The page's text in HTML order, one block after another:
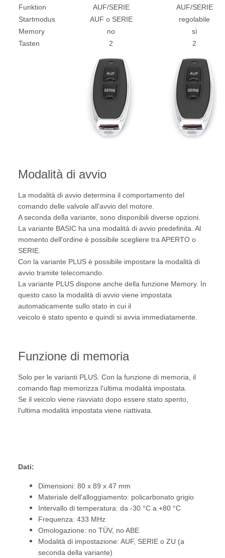
Funktion
AUF/SERIE
AUF/SERIE
Startmodus
AUF o SERIE
regolabile
Memory
no
sì
Tasten
2 2
Modalità di avvio
La modalità di avvio determina il comportamento del
comando delle valvole all'avvio del motore.
A seconda della variante, sono disponibili diverse opzioni.
La variante BASIC ha una modalità di avvio predefinita. Al
momento dell'ordine è possibile scegliere tra APERTO o
SERIE.
Con la variante PLUS è possibile impostare la modalità di
avvio tramite telecomando.
La variante PLUS dispone anche della funzione Memory. In
questo caso la modalità di avvio viene impostata
automaticamente sullo stato in cui il
veicolo è stato spento e quindi si avvia immediatamente.
Funzione di memoria
Solo per le varianti PLUS. Con la funzione di memoria, il
comando flap memorizza l'ultima modalità impostata.
Se il veicolo viene riavviato dopo essere stato spento,
l'ultima modalità impostata viene riattivata.
Dati:
Dimensioni: 80 x 89 x 47 mm
Materiale dell'alloggiamento: policarbonato grigio
Intervallo di temperatura: da -30 °C a +80 °C
Frequenza: 433 MHz
Omologazione: no TÜV, no ABE
Modalità di impostazione: AUF, SERIE o ZU (a
seconda della variante)